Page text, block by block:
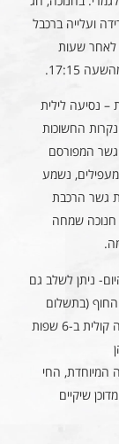
16:00) הכוללת ירידה ועלייה ברכבל
לאחר שעות
17:15.
– נסיעה לילית
החשוכות
המפורסם
נשמע
גשר הרכבת
חנוכה שמחה
ניתן לשלב גם
החוף (בתשלום
נוסף); להשכיר אוזניות (במחיר 10 ₪ למבקר) להדרכה קולית ב-6 שפות
המיוחדת, החי
שיקיים